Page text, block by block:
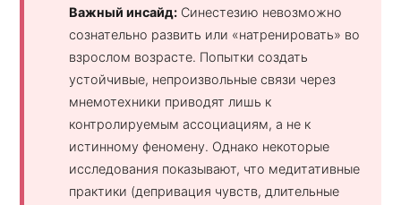
Важный инсайд: Синестезию невозможно
сознательно развить или «натренировать» во
взрослом возрасте. Попытки создать
устойчивые, непроизвольные связи через
мнемотехники приводят лишь к
контролируемым ассоциациям, а не к
истинному феномену. Однако некоторые
исследования показывают, что медитативные
практики (депривация чувств, длительные